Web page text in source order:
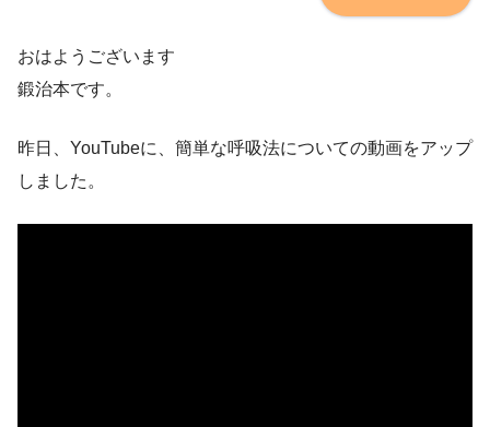
おはようございます
鍛治本です。
昨日、YouTubeに、簡単な呼吸法についての動画をアップ
しました。